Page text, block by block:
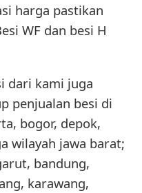
harga pastikan
WF dan besi H
dari kami juga
penjualan besi di
bogor, depok,
wilayah jawa barat;
bandung,
karawang,